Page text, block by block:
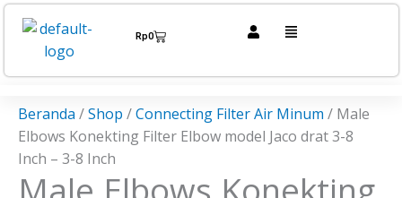
Lewati
konten
Rp0Cart Menu
Beranda /Shop /Connecting Filter Air Minum / Male
Elbows Konekting Filter Elbow model Jaco drat 3-8
Inch – 3-8 Inch
Kuantitas
Male
Elbows
Konekting
Elbow
model
Jaco
drat